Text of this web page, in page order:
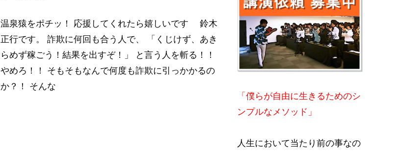
温泉猿をポチッ！ 応援してくれたら嬉しいです 鈴木
正行です。 詐欺に何回も合う人で、 「くじけず、あき
らめず稼ごう！結果を出すぞ！」 と言う人を斬る！！
やめろ！！ そもそもなんで何度も詐欺に引っかかるの
か？！ そんな
「僕らが自由に生きるためのシ
ンプルなメソッド」
人生において当たり前の事なの